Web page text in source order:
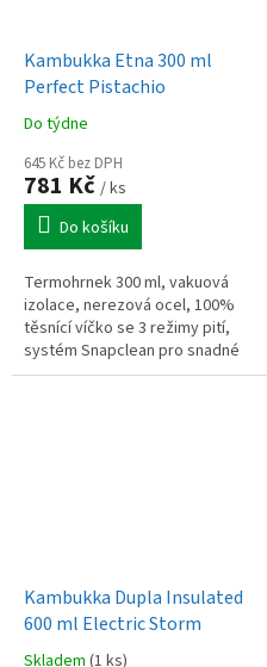
Kambukka Etna 300 ml
Perfect Pistachio
Do týdne
645 Kč bez DPH
781 Kč / ks
Do košíku
Termohrnek 300 ml, vakuová
izolace, nerezová ocel, 100%
těsnící víčko se 3 režimy pití,
systém Snapclean pro snadné
čištění, kompaktní provedení
Kambukka Dupla Insulated
600 ml Electric Storm
Skladem (1 ks)